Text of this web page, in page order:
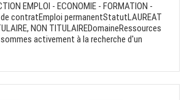
EMPLOI - ECONOMIE - FORMATION -
de contratEmploi permanentStatutLAUREAT
NON TITULAIREDomaineRessources
activement à la recherche d'un